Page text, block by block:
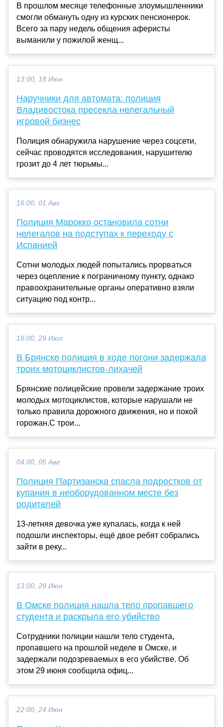
В прошлом месяце телефонные злоумышленники
смогли обмануть одну из курских пенсионерок.
Всего за пару недель общения аферисты
выманили у пожилой женщ...
13:00, 18 Июн
Наручники для автомата: полиция
Владивостока пресекла нелегальный
игровой бизнес
Полиция обнаружила нарушение через соцсети,
сейчас проводятся исследования, нарушителю
грозит до 4 лет тюрьмы...
16:00, 01 Авг
Полиция Марокко остановила сотни
нелегалов на подступах к переходу с
Испанией
Сотни молодых людей попытались прорваться
через оцепление к пограничному пункту, однако
правоохранительные органы оперативно взяли
ситуацию под контр...
19:00, 29 Июл
В Брянске полиция в ходе погони задержала
троих мотоциклистов-лихачей
Брянские полицейские провели задержание троих
молодых мотоциклистов, которые нарушали не
только правила дорожного движения, но и покой
горожан.С трои...
04:00, 05 Авг
Полиция Партизанска спасла подростков от
купания в необорудованном месте без
родителей
13-летняя девочка уже купалась, когда к ней
подошли инспекторы, ещё двое ребят собрались
зайти в реку...
13:00, 29 Июн
В Омске полиция нашла тело пропавшего
студента и раскрыла его убийство
Сотрудники полиции нашли тело студента,
пропавшего на прошлой неделе в Омске, и
задержали подозреваемых в его убийстве. Об
этом 29 июня сообщила офиц...
22:00, 24 Июн